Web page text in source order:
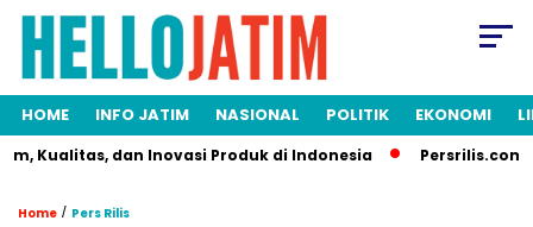
HOME INFO JATIM NASIONAL POLITIK EKONOMI
Kualitas, dan Inovasi Produk di Indonesia Persrilis.com
Home / Pers Rilis